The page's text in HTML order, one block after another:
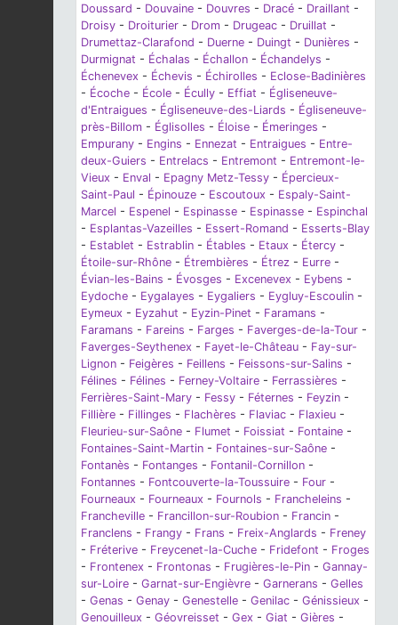
Doussard - Douvaine - Douvres - Dracé - Draillant -
Droisy - Droiturier - Drom - Drugeac - Druillat -
Drumettaz-Clarafond - Duerne - Duingt - Dunières -
Durmignat - Échalas - Échallon - Échandelys -
Échenevex - Échevis - Échirolles - Eclose-Badinières
- Écoche - École - Écully - Effiat - Égliseneuve-
d'Entraigues - Égliseneuve-des-Liards - Égliseneuve-
près-Billom - Églisolles - Éloise - Émeringes -
Empurany - Engins - Ennezat - Entraigues - Entre-
deux-Guiers - Entrelacs - Entremont - Entremont-le-
Vieux - Enval - Epagny Metz-Tessy - Épercieux-
Saint-Paul - Épinouze - Escoutoux - Espaly-Saint-
Marcel - Espenel - Espinasse - Espinasse - Espinchal
- Esplantas-Vazeilles - Essert-Romand - Esserts-Blay
- Establet - Estrablin - Étables - Etaux - Étercy -
Étoile-sur-Rhône - Étrembières - Étrez - Eurre -
Évian-les-Bains - Évosges - Excenevex - Eybens -
Eydoche - Eygalayes - Eygaliers - Eygluy-Escoulin -
Eymeux - Eyzahut - Eyzin-Pinet - Faramans -
Faramans - Fareins - Farges - Faverges-de-la-Tour -
Faverges-Seythenex - Fayet-le-Château - Fay-sur-
Lignon - Feigères - Feillens - Feissons-sur-Salins -
Félines - Félines - Ferney-Voltaire - Ferrassières -
Ferrières-Saint-Mary - Fessy - Féternes - Feyzin -
Fillière - Fillinges - Flachères - Flaviac - Flaxieu -
Fleurieu-sur-Saône - Flumet - Foissiat - Fontaine -
Fontaines-Saint-Martin - Fontaines-sur-Saône -
Fontanès - Fontanges - Fontanil-Cornillon -
Fontannes - Fontcouverte-la-Toussuire - Four -
Fourneaux - Fourneaux - Fournols - Francheleins -
Francheville - Francillon-sur-Roubion - Francin -
Franclens - Frangy - Frans - Freix-Anglards - Freney
- Fréterive - Freycenet-la-Cuche - Fridefont - Froges
- Frontenex - Frontonas - Frugières-le-Pin - Gannay-
sur-Loire - Garnat-sur-Engièvre - Garnerans - Gelles
- Genas - Genay - Genestelle - Genilac - Génissieux -
Genouilleux - Géovreisset - Gex - Giat - Gières -